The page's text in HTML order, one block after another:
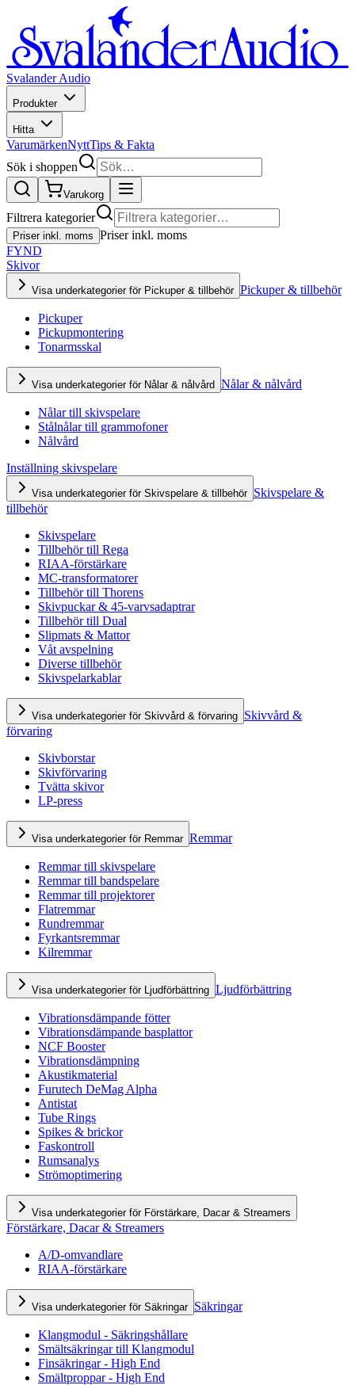
Svalander Audio
Produkter
Hitta
VarumärkenNyttTips & Fakta
Sök i shoppen
Varukorg
Filtrera kategorier
Priser inkl. moms Priser inkl. moms
FYND
Skivor
Visa underkategorier för Pickuper & tillbehör Pickuper & tillbehör
Pickuper
Pickupmontering
Tonarmsskal
Visa underkategorier för Nålar & nålvård Nålar & nålvård
Nålar till skivspelare
Stålnålar till grammofoner
Nålvård
Inställning skivspelare
Visa underkategorier för Skivspelare & tillbehör Skivspelare &
tillbehör
Skivspelare
Tillbehör till Rega
RIAA-förstärkare
MC-transformatorer
Tillbehör till Thorens
Skivpuckar & 45-varvsadaptrar
Tillbehör till Dual
Slipmats & Mattor
Våt avspelning
Diverse tillbehör
Skivspelarkablar
Visa underkategorier för Skivvård & förvaring Skivvård &
förvaring
Skivborstar
Skivförvaring
Tvätta skivor
LP-press
Visa underkategorier för Remmar Remmar
Remmar till skivspelare
Remmar till bandspelare
Remmar till projektorer
Flatremmar
Rundremmar
Fyrkantsremmar
Kilremmar
Visa underkategorier för Ljudförbättring Ljudförbättring
Vibrationsdämpande fötter
Vibrationsdämpande basplattor
NCF Booster
Vibrationsdämpning
Akustikmaterial
Furutech DeMag Alpha
Antistat
Tube Rings
Spikes & brickor
Faskontroll
Rumsanalys
Strömoptimering
Visa underkategorier för Förstärkare, Dacar & Streamers
Förstärkare, Dacar & Streamers
A/D-omvandlare
RIAA-förstärkare
Visa underkategorier för Säkringar Säkringar
Klangmodul - Säkringshållare
Smältsäkringar till Klangmodul
Finsäkringar - High End
Smältproppar - High End